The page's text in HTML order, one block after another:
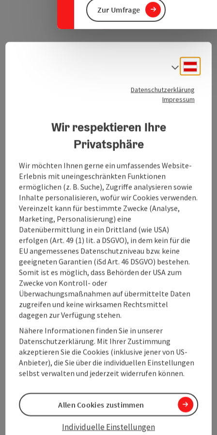
Zur Umfrage
Anreise mit
in Googlein Apple
Informationen
Standort
Hinterberg 20
4273 Unterweißenbach
Seehöhe
900m
Region
Freistadt, Oberösterreich
Letzte Aktualisierung
07.01.2026 - 10:36
Copyright
Jagdmärchenpark Hirschalm
Beitrag merken
zum Merkzettel
Beitrag drucken
In der Nähe
Datenschutzerklärung
Impressum
Wir respektieren Ihre
Privatsphäre
Wir möchten Ihnen gerne ein umfassendes Website-
Erlebnis mit uneingeschränkten Funktionen
ermöglichen (z. B. Suche), Zugriffe analysieren sowie
Inhalte personalisieren, wofür wir Cookies verwenden.
Vereinzelt kann für bestimmte Zwecke (Analyse,
Marketing, Personalisierung) eine
Datenübermittlung in ein Drittland (wie USA)
erfolgen (Art. 49 (1) lit. a DSGVO), in dem kein für die
EU angemessenes Datenschutzniveau bzw. keine
geeigneten Garantien (iSd Art. 46 DSGVO) bestehen.
Somit ist es möglich, dass Behörden der USA zum
Zwecke von Kontroll- oder
Überwachungsmaßnahmen auf übermittelte Daten
zugreifen und keine wirksamen Rechtsmittel
dagegen zur Verfügung stehen.
Nähere Informationen finden Sie in unserer
Datenschutzerklärung. Mit Ihrer Zustimmung
akzeptieren Sie die Cookies (inklusive jener von US-
Anbieter), die Sie über die individuellen Einstellungen
selbst verwalten und jederzeit widerrufen können.
Individuelle Einstellungen
Allen Cookies zustimmen